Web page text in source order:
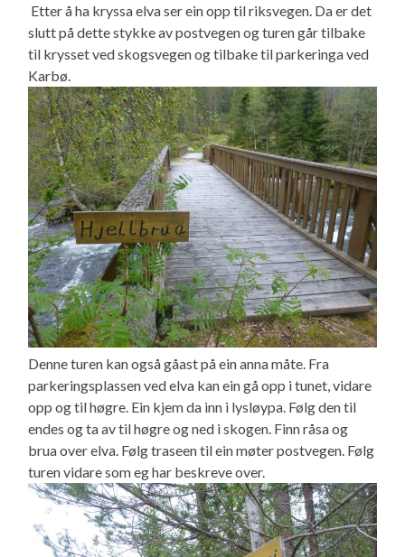
Etter å ha kryssa elva ser ein opp til riksvegen. Da er det
slutt på dette stykke av postvegen og turen går tilbake
til krysset ved skogsvegen og tilbake til parkeringa ved
Karbø.
Denne turen kan også gåast på ein anna måte. Fra
parkeringsplassen ved elva kan ein gå opp i tunet, vidare
opp og til høgre. Ein kjem da inn i lysløypa. Følg den til
endes og ta av til høgre og ned i skogen. Finn råsa og
brua over elva. Følg traseen til ein møter postvegen. Følg
turen vidare som eg har beskreve over.